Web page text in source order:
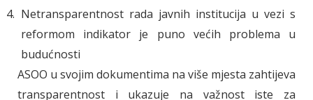
Netransparentnost rada javnih institucija u vezi s
reformom indikator je puno većih problema u
budućnosti
ASOO u svojim dokumentima na više mjesta zahtijeva
transparentnost i ukazuje na važnost iste za